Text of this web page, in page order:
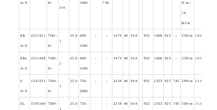
A+S
01
3/4
1000 730 N·m /
10
lbf·in
EK
A+S
2311321 7581-
01
1
25.0 600-
1500
– – 1473 40 30.0 932 1608 925 – 25N·m 10.800
EKL
A+S
2311348 7586-
01
1
25.0 600-
1500
– – 1473 40 30.0 932 1608 925 – 25N·m 10.800
E
A+S
1547232 7564-
01
1
25.0 750-
2000
– – 2218 40 30.0 932 2353 925 745 50N·m 11.600
EL 1547240 7569-
1
25.0 750- – – 2218 40 30.0 932 2353 925 745 50N·m 11.600